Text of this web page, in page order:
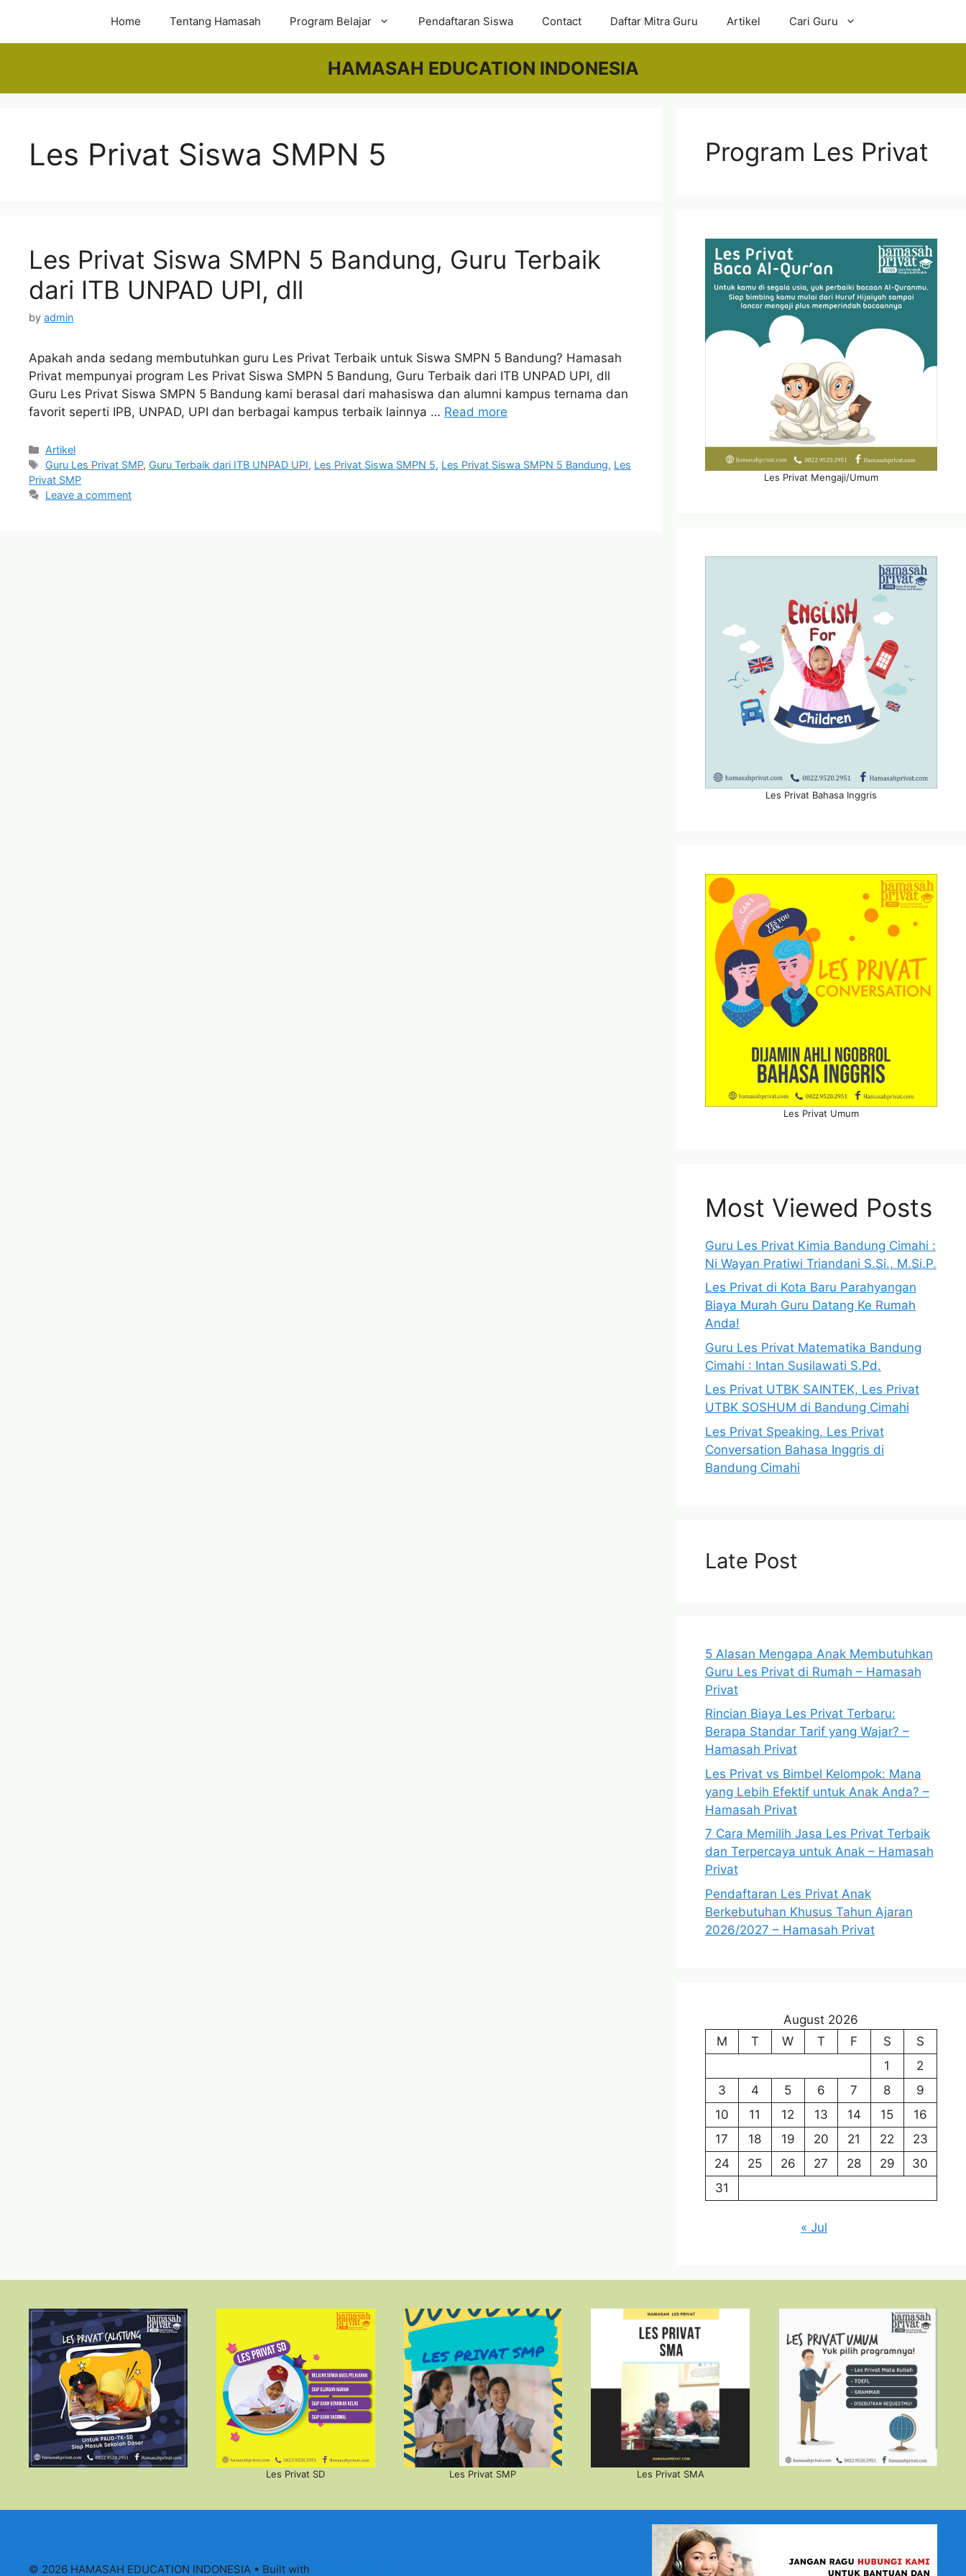
content
Home Tentang Hamasah Program Belajar Pendaftaran Siswa Contact Daftar Mitra Guru Artikel Cari Guru
HAMASAH EDUCATION INDONESIA
Les Privat Siswa SMPN 5
Les Privat Siswa SMPN 5 Bandung, Guru Terbaik
dari ITB UNPAD UPI, dll
by admin
Apakah anda sedang membutuhkan guru Les Privat Terbaik untuk Siswa SMPN 5 Bandung? Hamasah
Privat mempunyai program Les Privat Siswa SMPN 5 Bandung, Guru Terbaik dari ITB UNPAD UPI, dll
Guru Les Privat Siswa SMPN 5 Bandung kami berasal dari mahasiswa dan alumni kampus ternama dan
favorit seperti IPB, UNPAD, UPI dan berbagai kampus terbaik lainnya … Read more
Categories
Artikel
Tags
Guru Les Privat SMP, Guru Terbaik dari ITB UNPAD UPI, Les Privat Siswa SMPN 5, Les Privat Siswa SMPN 5 Bandung, Les
Privat SMP
Leave a comment
Program Les Privat
Les Privat Mengaji/Umum
Les Privat Bahasa Inggris
Les Privat Umum
Most Viewed Posts
Guru Les Privat Kimia Bandung Cimahi :
Ni Wayan Pratiwi Triandani S.Si., M.Si.P.
Les Privat di Kota Baru Parahyangan
Biaya Murah Guru Datang Ke Rumah
Anda!
Guru Les Privat Matematika Bandung
Cimahi : Intan Susilawati S.Pd.
Les Privat UTBK SAINTEK, Les Privat
UTBK SOSHUM di Bandung Cimahi
Les Privat Speaking, Les Privat
Conversation Bahasa Inggris di
Bandung Cimahi
Late Post
5 Alasan Mengapa Anak Membutuhkan
Guru Les Privat di Rumah – Hamasah
Privat
Rincian Biaya Les Privat Terbaru:
Berapa Standar Tarif yang Wajar? –
Hamasah Privat
Les Privat vs Bimbel Kelompok: Mana
yang Lebih Efektif untuk Anak Anda? –
Hamasah Privat
7 Cara Memilih Jasa Les Privat Terbaik
dan Terpercaya untuk Anak – Hamasah
Privat
Pendaftaran Les Privat Anak
Berkebutuhan Khusus Tahun Ajaran
2026/2027 – Hamasah Privat
August 2026
M
T W T F S
S
1
2
3
4 5 6 7 8
9
10
11 12 13 14 15
16
17
18 19 20 21 22
23
24
25 26 27 28 29
30
31
« Jul
Les Privat SD Les Privat SMP Les Privat SMA
© 2026 HAMASAH EDUCATION INDONESIA • Built with